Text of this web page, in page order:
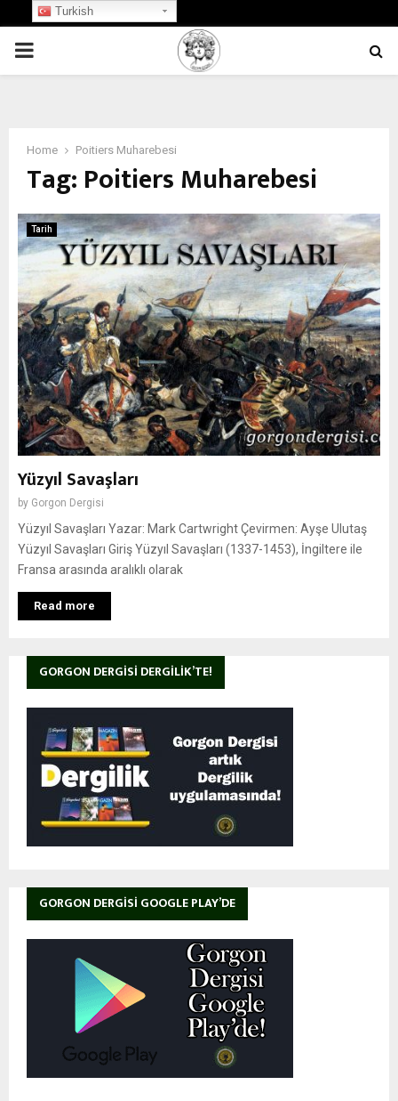
PRIMARY
Home Poitiers Muharebesi
Tag: Poitiers Muharebesi
Tarih
Yüzyıl Savaşları
by Gorgon Dergisi
Yüzyıl Savaşları Yazar: Mark Cartwright Çevirmen: Ayşe Ulutaş
Yüzyıl Savaşları Giriş Yüzyıl Savaşları (1337-1453), İngiltere ile
Fransa arasında aralıklı olarak
Read more
GORGON DERGISI DERGILIK’TE!
GORGON DERGISI GOOGLE PLAY’DE
Turkish